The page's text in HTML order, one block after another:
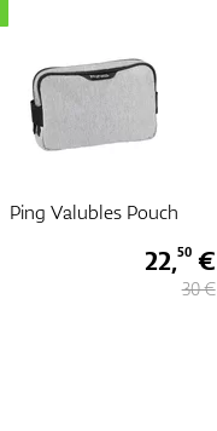
Ping Valubles Pouch
22,50€
30 €